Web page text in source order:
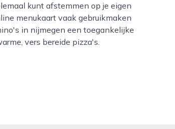
kunt afstemmen op je eigen
menukaart vaak gebruikmaken
in nijmegen een toegankelijke
vers bereide pizza's.